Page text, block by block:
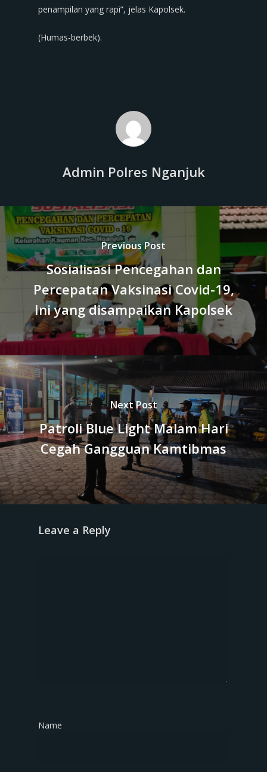
penampilan yang rapi”, jelas Kapolsek.
(Humas-berbek).
Admin Polres Nganjuk
Previous Post
Sosialisasi Pencegahan dan
Percepatan Vaksinasi Covid-19,
Ini yang disampaikan Kapolsek
Next Post
Patroli Blue Light Malam Hari
Cegah Gangguan Kamtibmas
Leave a Reply
Name